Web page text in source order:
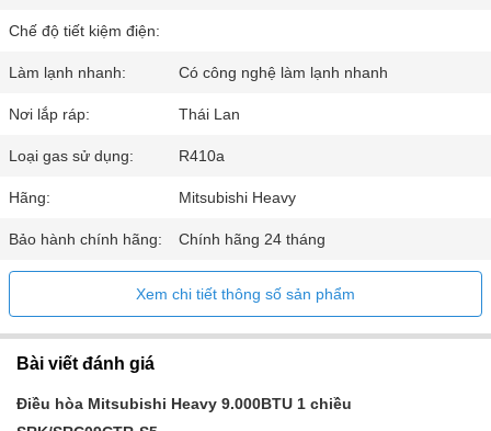
Chế độ tiết kiệm điện:
Làm lạnh nhanh: Có công nghệ làm lạnh nhanh
Nơi lắp ráp: Thái Lan
Loại gas sử dụng: R410a
Hãng: Mitsubishi Heavy
Bảo hành chính hãng: Chính hãng 24 tháng
Xem chi tiết thông số sản phẩm
Bài viết đánh giá
Điều hòa Mitsubishi Heavy 9.000BTU 1 chiều